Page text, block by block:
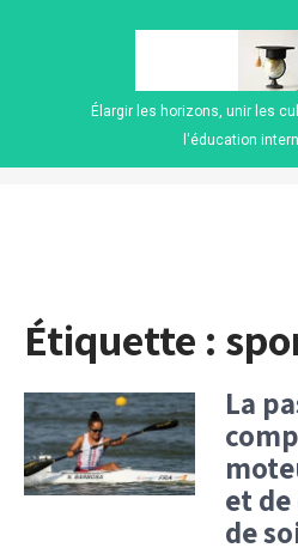
Élargir les horizons, unir les
l'éducation
Étiquette :
La
et
de